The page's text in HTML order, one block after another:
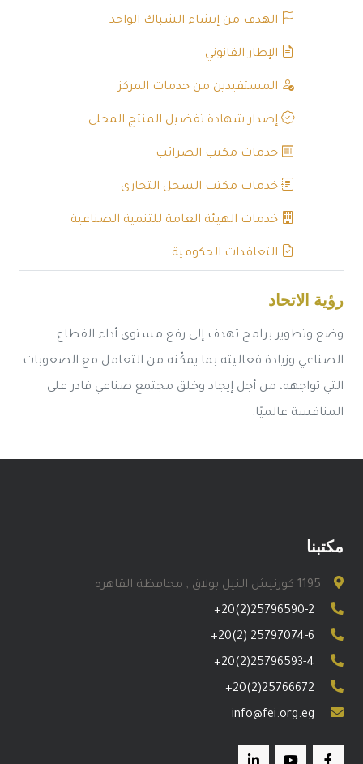
الهدف من إنشاء الشباك الواحد
الإطار القانوني
المستفيدين من خدمات المركز
إصدار شهادة تفضيل المنتج المحلى
خدمات مكتب الضرائب
خدمات مكتب السجل التجارى
خدمات الهيئة العامة للتنمية الصناعية
التعاقدات الحكومية
رؤية الاتحاد
وضع وتطوير برامج تهدف إلى رفع مستوى أداء القطاع
الصناعي وزيادة فعاليته بما يمكّنه من التعامل مع الصعوبات
التي تواجهه، من أجل إيجاد وخلق مجتمع صناعي قادر على
المنافسة عالميًا.
مكتبنا
1195 كورنيش النيل بولاق , محافظة القاهره
+20(2)25796590-2
+20(2) 25797074-6
+20(2)25796593-4
+20(2)25766672
info@fei.org.eg